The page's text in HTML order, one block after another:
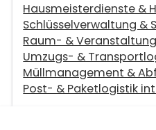
Hausmeisterdienste &
Schlüsselverwaltung &
Raum- &
Umzugs- &
Müllmanagement &
Post- & Paketlogistik